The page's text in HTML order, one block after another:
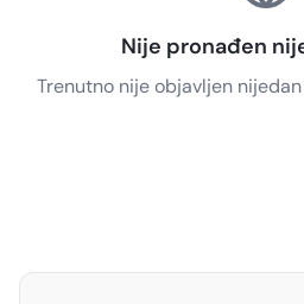
Nije pronađen
Trenutno nije objavljen